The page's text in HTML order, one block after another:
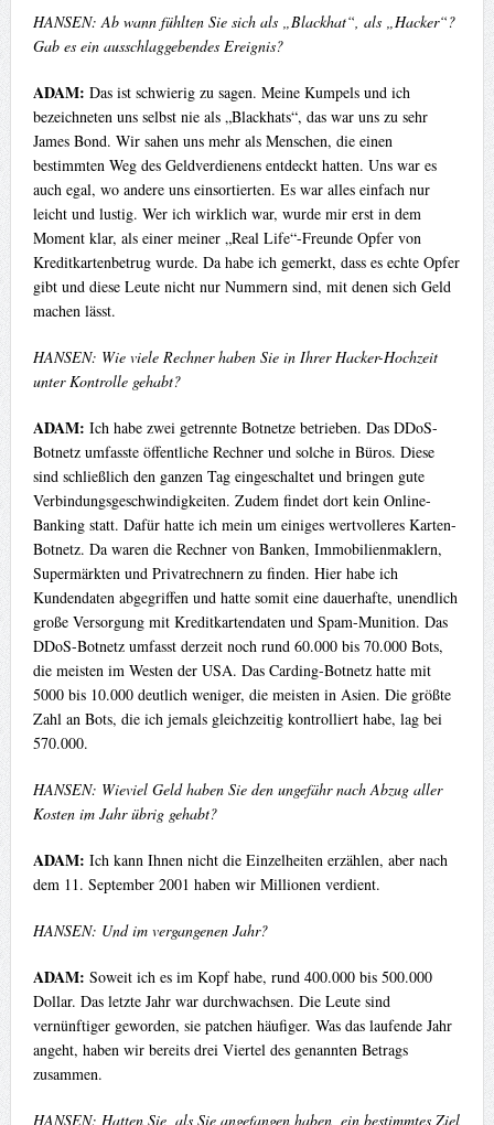
HANSEN: Ab wann fühlten Sie sich als „Blackhat“, als „Hacker“?
Gab es ein ausschlaggebendes Ereignis?
ADAM: Das ist schwierig zu sagen. Meine Kumpels und ich
bezeichneten uns selbst nie als „Blackhats“, das war uns zu sehr
James Bond. Wir sahen uns mehr als Menschen, die einen
bestimmten Weg des Geldverdienens entdeckt hatten. Uns war es
auch egal, wo andere uns einsortierten. Es war alles einfach nur
leicht und lustig. Wer ich wirklich war, wurde mir erst in dem
Moment klar, als einer meiner „Real Life“-Freunde Opfer von
Kreditkartenbetrug wurde. Da habe ich gemerkt, dass es echte Opfer
gibt und diese Leute nicht nur Nummern sind, mit denen sich Geld
machen lässt.
HANSEN: Wie viele Rechner haben Sie in Ihrer Hacker-Hochzeit
unter Kontrolle gehabt?
ADAM: Ich habe zwei getrennte Botnetze betrieben. Das DDoS-
Botnetz umfasste öffentliche Rechner und solche in Büros. Diese
sind schließlich den ganzen Tag eingeschaltet und bringen gute
Verbindungsgeschwindigkeiten. Zudem findet dort kein Online-
Banking statt. Dafür hatte ich mein um einiges wertvolleres Karten-
Botnetz. Da waren die Rechner von Banken, Immobilienmaklern,
Supermärkten und Privatrechnern zu finden. Hier habe ich
Kundendaten abgegriffen und hatte somit eine dauerhafte, unendlich
große Versorgung mit Kreditkartendaten und Spam-Munition. Das
DDoS-Botnetz umfasst derzeit noch rund 60.000 bis 70.000 Bots,
die meisten im Westen der USA. Das Carding-Botnetz hatte mit
5000 bis 10.000 deutlich weniger, die meisten in Asien. Die größte
Zahl an Bots, die ich jemals gleichzeitig kontrolliert habe, lag bei
570.000.
HANSEN: Wieviel Geld haben Sie den ungefähr nach Abzug aller
Kosten im Jahr übrig gehabt?
ADAM: Ich kann Ihnen nicht die Einzelheiten erzählen, aber nach
dem 11. September 2001 haben wir Millionen verdient.
HANSEN: Und im vergangenen Jahr?
ADAM: Soweit ich es im Kopf habe, rund 400.000 bis 500.000
Dollar. Das letzte Jahr war durchwachsen. Die Leute sind
vernünftiger geworden, sie patchen häufiger. Was das laufende Jahr
angeht, haben wir bereits drei Viertel des genannten Betrags
zusammen.
HANSEN: Hatten Sie, als Sie angefangen haben, ein bestimmtes Ziel